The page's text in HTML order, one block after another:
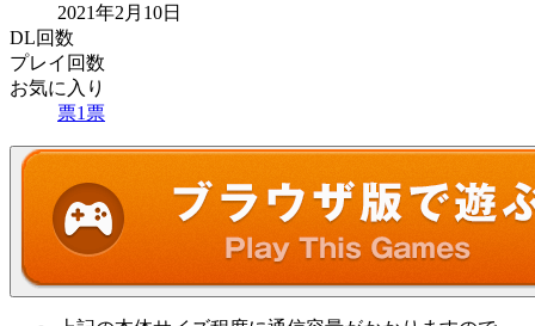
2021年2月10日
DL回数
プレイ回数
お気に入り
票1 票